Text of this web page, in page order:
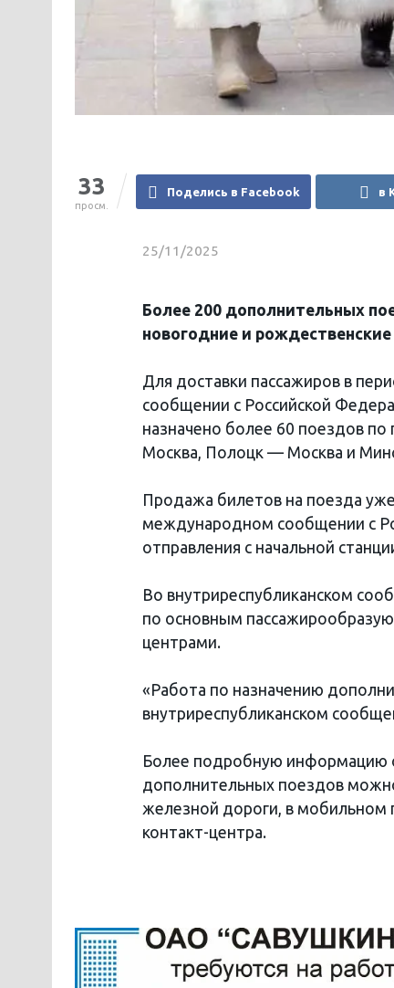
33
просм.
Поделись в Facebook в
25/11/2025
Более 200 дополнительных
новогодние и
Для доставки пассажиров в
сообщении с Российской
назначено более 60 поездов
Москва, Полоцк — Москва и
Продажа билетов на поезда
международном сообщении с
отправления с начальной
Во внутриреспубликанском
по основным
центрами.
«Работа по назначению
внутриреспубликанском
Более подробную информацию
дополнительных поездов
железной дороги, в мобильном
контакт-центра.